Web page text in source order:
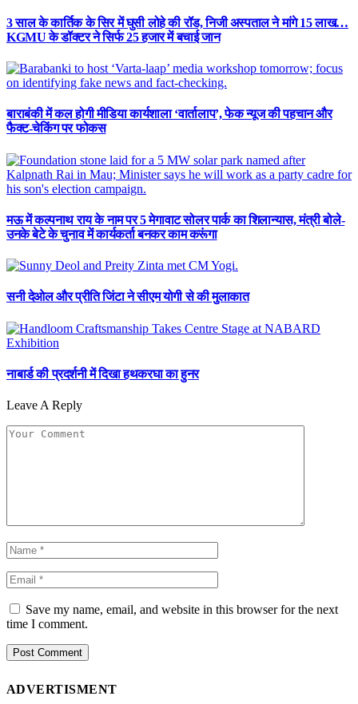
3 साल के कार्तिक के सिर में घुसी लोहे की रॉड, निजी अस्पताल ने मांगे 15 लाख…
KGMU के डॉक्टर ने सिर्फ 25 हजार में बचाई जान
बाराबंकी में कल होगी मीडिया कार्यशाला ‘वार्तालाप’, फेक न्यूज की पहचान और
फैक्ट-चेकिंग पर फोकस
मऊ में कल्पनाथ राय के नाम पर 5 मेगावाट सोलर पार्क का शिलान्यास, मंत्री बोले-
उनके बेटे के चुनाव में कार्यकर्ता बनकर काम करूंगा
सनी देओल और प्रीति जिंटा ने सीएम योगी से की मुलाकात
नाबार्ड की प्रदर्शनी में दिखा हथकरघा का हुनर
Leave A Reply
Save my name, email, and website in this browser for the next
time I comment.
ADVERTISMENT